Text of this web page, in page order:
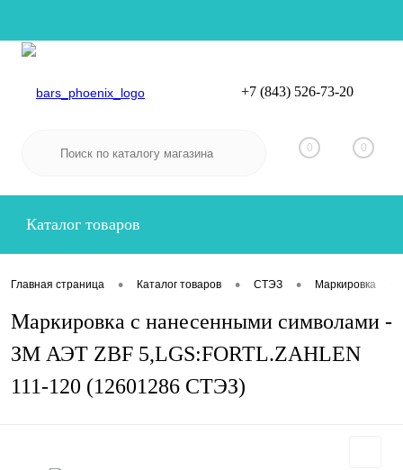
Вход
+7 (843) 526-73-20
0 0
Каталог товаров
Главная страница • Каталог товаров • СТЭЗ • Маркировка
Маркировка с нанесенными символами -
ЗМ АЭТ ZBF 5,LGS:FORTL.ZAHLEN
111-120 (12601286 СТЭЗ)